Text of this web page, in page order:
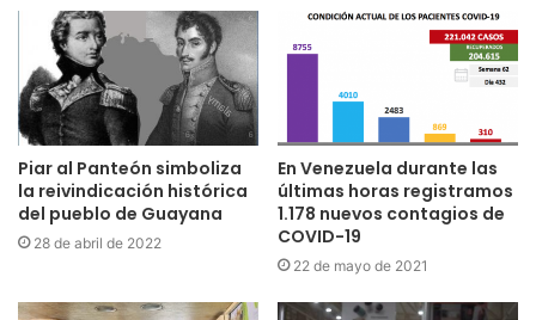
Piar al Panteón simboliza
la reivindicación histórica
del pueblo de Guayana
28 de abril de 2022
En Venezuela durante las
últimas horas registramos
1.178 nuevos contagios de
COVID-19
22 de mayo de 2021